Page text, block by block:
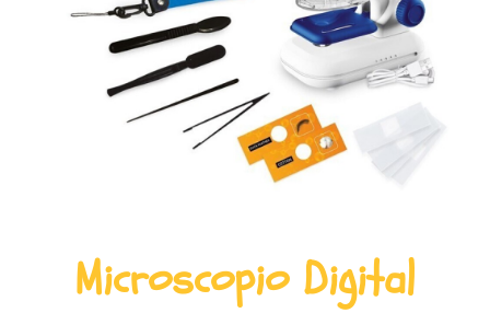
Microscopio Digital